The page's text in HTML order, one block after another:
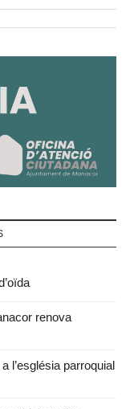
renova
l’església parroquial